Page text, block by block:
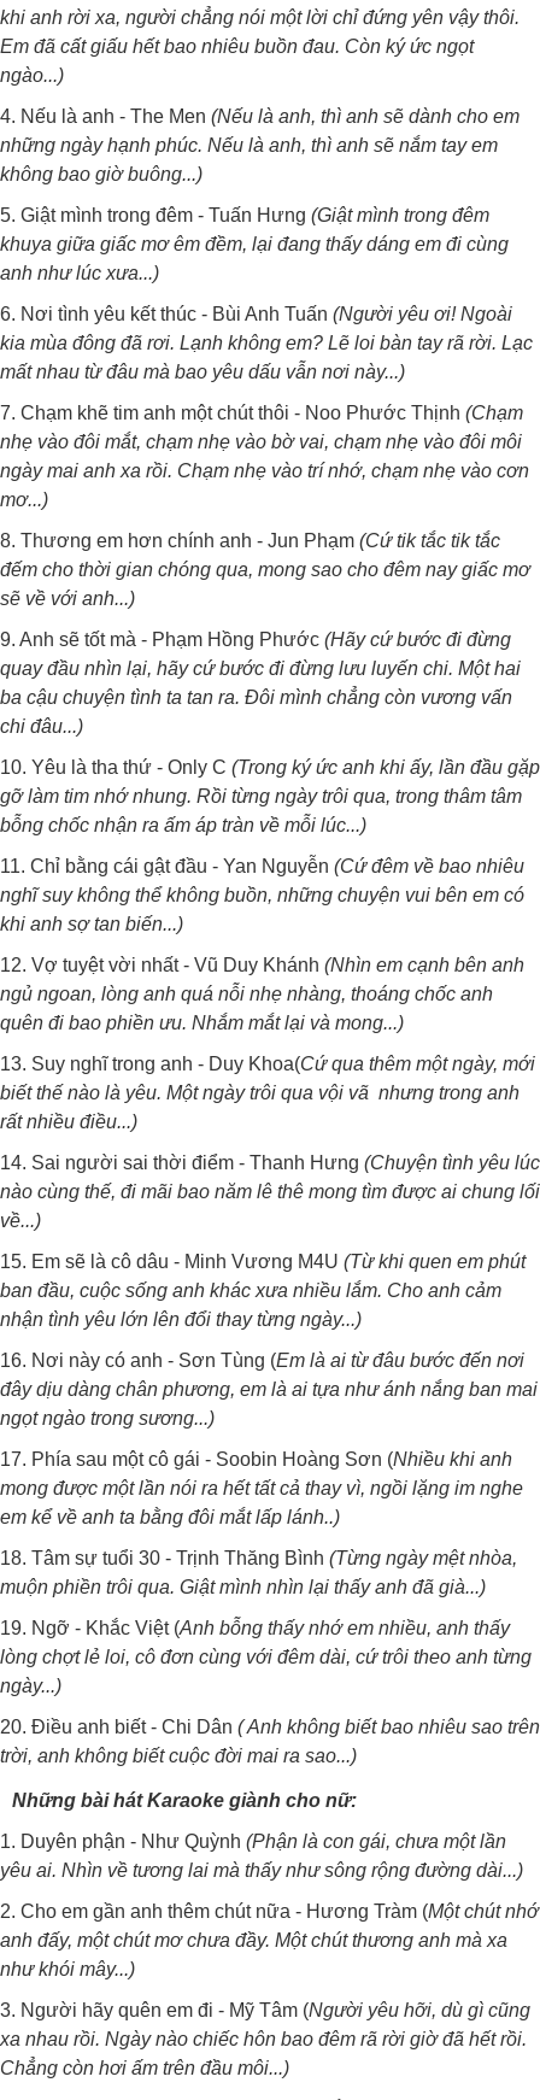
khi anh rời xa, người chẳng nói một lời chỉ đứng yên vậy thôi.
Em đã cất giấu hết bao nhiêu buồn đau. Còn ký ức ngọt
ngào...)
4. Nếu là anh - The Men (Nếu là anh, thì anh sẽ dành cho em
những ngày hạnh phúc. Nếu là anh, thì anh sẽ nắm tay em
không bao giờ buông...)
5. Giật mình trong đêm - Tuấn Hưng (Giật mình trong đêm
khuya giữa giấc mơ êm đềm, lại đang thấy dáng em đi cùng
anh như lúc xưa...)
6. Nơi tình yêu kết thúc - Bùi Anh Tuấn (Người yêu ơi! Ngoài
kia mùa đông đã rơi. Lạnh không em? Lẽ loi bàn tay rã rời. Lạc
mất nhau từ đâu mà bao yêu dấu vẫn nơi này...)
7. Chạm khẽ tim anh một chút thôi - Noo Phước Thịnh (Chạm
nhẹ vào đôi mắt, chạm nhẹ vào bờ vai, chạm nhẹ vào đôi môi
ngày mai anh xa rồi. Chạm nhẹ vào trí nhớ, chạm nhẹ vào cơn
mơ...)
8. Thương em hơn chính anh - Jun Phạm (Cứ tik tắc tik tắc
đếm cho thời gian chóng qua, mong sao cho đêm nay giấc mơ
sẽ về với anh...)
9. Anh sẽ tốt mà - Phạm Hồng Phước (Hãy cứ bước đi đừng
quay đầu nhìn lại, hãy cứ bước đi đừng lưu luyến chi. Một hai
ba cậu chuyện tình ta tan ra. Đôi mình chẳng còn vương vấn
chi đâu...)
10. Yêu là tha thứ - Only C (Trong ký ức anh khi ấy, lần đầu gặp
gỡ làm tim nhớ nhung. Rồi từng ngày trôi qua, trong thâm tâm
bỗng chốc nhận ra ấm áp tràn về mỗi lúc...)
11. Chỉ bằng cái gật đầu - Yan Nguyễn (Cứ đêm về bao nhiêu
nghĩ suy không thể không buồn, những chuyện vui bên em có
khi anh sợ tan biến...)
12. Vợ tuyệt vời nhất - Vũ Duy Khánh (Nhìn em cạnh bên anh
ngủ ngoan, lòng anh quá nỗi nhẹ nhàng, thoáng chốc anh
quên đi bao phiền ưu. Nhắm mắt lại và mong...)
13. Suy nghĩ trong anh - Duy Khoa(Cứ qua thêm một ngày, mới
biết thế nào là yêu. Một ngày trôi qua vội vã nhưng trong anh
rất nhiều điều...)
14. Sai người sai thời điểm - Thanh Hưng (Chuyện tình yêu lúc
nào cùng thế, đi mãi bao năm lê thê mong tìm được ai chung lối
về...)
15. Em sẽ là cô dâu - Minh Vương M4U (Từ khi quen em phút
ban đầu, cuộc sống anh khác xưa nhiều lắm. Cho anh cảm
nhận tình yêu lớn lên đổi thay từng ngày...)
16. Nơi này có anh - Sơn Tùng (Em là ai từ đâu bước đến nơi
đây dịu dàng chân phương, em là ai tựa như ánh nắng ban mai
ngọt ngào trong sương...)
17. Phía sau một cô gái - Soobin Hoàng Sơn (Nhiều khi anh
mong được một lần nói ra hết tất cả thay vì, ngồi lặng im nghe
em kể về anh ta bằng đôi mắt lấp lánh..)
18. Tâm sự tuổi 30 - Trịnh Thăng Bình (Từng ngày mệt nhòa,
muộn phiền trôi qua. Giật mình nhìn lại thấy anh đã già...)
19. Ngỡ - Khắc Việt (Anh bỗng thấy nhớ em nhiều, anh thấy
lòng chợt lẻ loi, cô đơn cùng với đêm dài, cứ trôi theo anh từng
ngày...)
20. Điều anh biết - Chi Dân ( Anh không biết bao nhiêu sao trên
trời, anh không biết cuộc đời mai ra sao...)
Những bài hát Karaoke giành cho nữ:
1. Duyên phận - Như Quỳnh (Phận là con gái, chưa một lần
yêu ai. Nhìn về tương lai mà thấy như sông rộng đường dài...)
2. Cho em gần anh thêm chút nữa - Hương Tràm (Một chút nhớ
anh đấy, một chút mơ chưa đầy. Một chút thương anh mà xa
như khói mây...)
3. Người hãy quên em đi - Mỹ Tâm (Người yêu hỡi, dù gì cũng
xa nhau rồi. Ngày nào chiếc hôn bao đêm rã rời giờ đã hết rồi.
Chẳng còn hơi ấm trên đầu môi...)